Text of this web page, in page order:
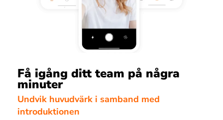
Få igång ditt team på några
minuter
Undvik huvudvärk i samband med
introduktionen